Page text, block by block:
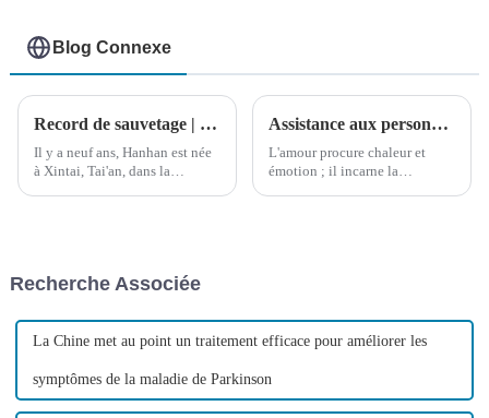
Blog Connexe
Record de sauvetage | La fleur éclot, un peu plus lentement
Il y a neuf ans, Hanhan est née
à Xintai, Tai'an, dans la
tout, Hanhan a développé une
Assistance aux personnes atteintes de paralysie cérébrale | Le projet national d'aide sociale « Nouvel Espoir » vient en aide à une jeune fille atteinte de paralysie cérébrale au Xinjiang.
L'amour procure chaleur et
émotion ; il incarne la
Recherche Associée
La Chine met au point un traitement efficace pour améliorer les
symptômes de la maladie de Parkinson